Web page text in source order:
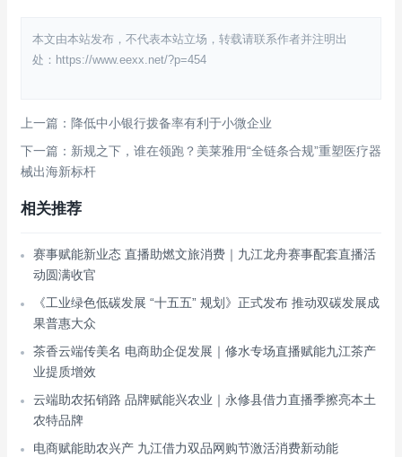
本文由本站发布，不代表本站立场，转载请联系作者并注明出
处：https://www.eexx.net/?p=454
上一篇：降低中小银行拨备率有利于小微企业
下一篇：新规之下，谁在领跑？美莱雅用“全链条合规”重塑医疗器
械出海新标杆
相关推荐
赛事赋能新业态 直播助燃文旅消费｜九江龙舟赛事配套直播活
动圆满收官
《工业绿色低碳发展 “十五五” 规划》正式发布 推动双碳发展成
果普惠大众
茶香云端传美名 电商助企促发展｜修水专场直播赋能九江茶产
业提质增效
云端助农拓销路 品牌赋能兴农业｜永修县借力直播季擦亮本土
农特品牌
电商赋能助农兴产 九江借力双品网购节激活消费新动能